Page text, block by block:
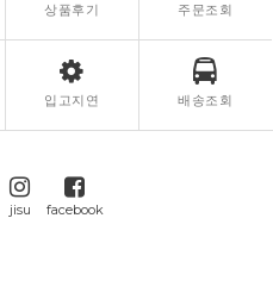
상품후기 주문조회
입고지연 배송조회
jisu facebook